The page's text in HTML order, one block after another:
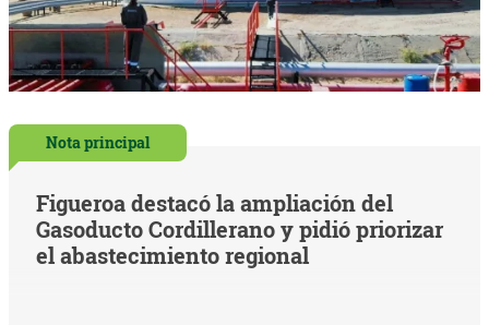
Nota principal
Figueroa destacó la ampliación del
Gasoducto Cordillerano y pidió priorizar
el abastecimiento regional